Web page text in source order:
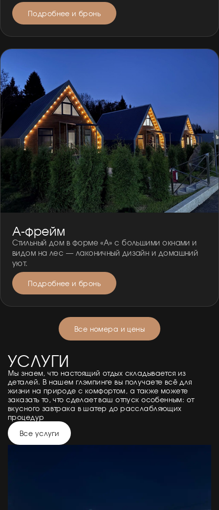
Подробнее и бронь
А-фрейм
Стильный дом в форме «А» с большими окнами и
видом на лес — лаконичный дизайн и домашний
уют.
Подробнее и бронь
Все номера и цены
УСЛУГИ
Мы знаем, что настоящий отдых складывается из
деталей. В нашем глэмпинге вы получаете всё для
жизни на природе с комфортом, а также можете
заказать то, что сделает ваш отпуск особенным: от
вкусного завтрака в шатер до расслабляющих
процедур
Все услуги